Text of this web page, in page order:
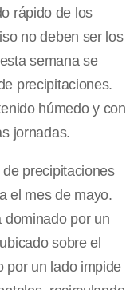
rápido de los
no deben ser los
semana se
precipitaciones.
húmedo y con
jornadas.
precipitaciones
el mes de mayo.
dominado por un
sobre el
por un lado impide